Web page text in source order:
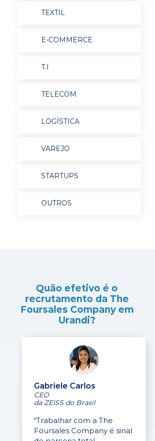
TEXTIL
E-COMMERCE
T.I
TELECOM
LOGÍSTICA
VAREJO
STARTUPS
OUTROS
Quão efetivo é o
recrutamento da The
Foursales Company em
Urandi?
Gabriele Carlos
CEO
da ZEISS do Brasil
“Trabalhar com a The
Foursales Company é sinal